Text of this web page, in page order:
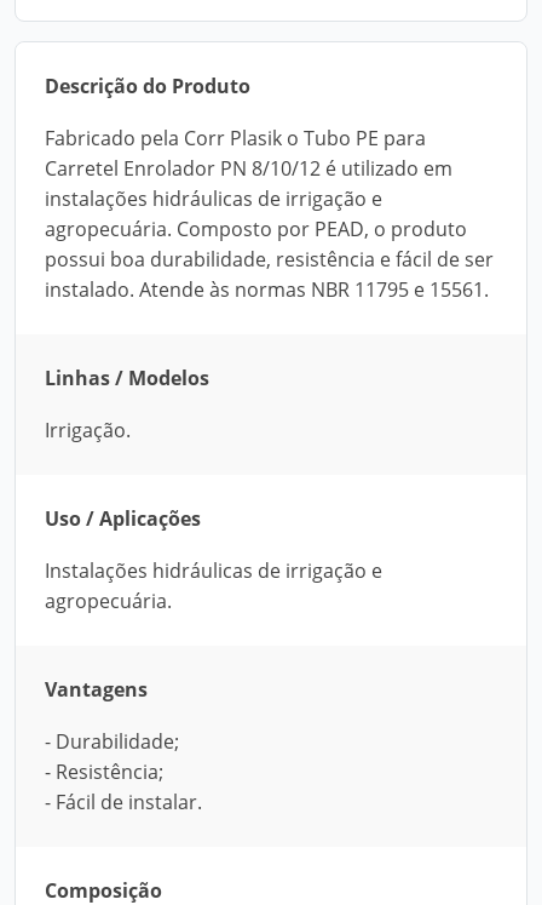
Descrição do Produto
Fabricado pela Corr Plasik o Tubo PE para
Carretel Enrolador PN 8/10/12 é utilizado em
instalações hidráulicas de irrigação e
agropecuária. Composto por PEAD, o produto
possui boa durabilidade, resistência e fácil de ser
instalado. Atende às normas NBR 11795 e 15561.
Linhas / Modelos
Irrigação.
Uso / Aplicações
Instalações hidráulicas de irrigação e
agropecuária.
Vantagens
- Durabilidade;
- Resistência;
- Fácil de instalar.
Composição